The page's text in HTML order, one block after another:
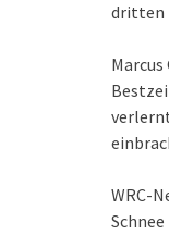
dritten
WRC-